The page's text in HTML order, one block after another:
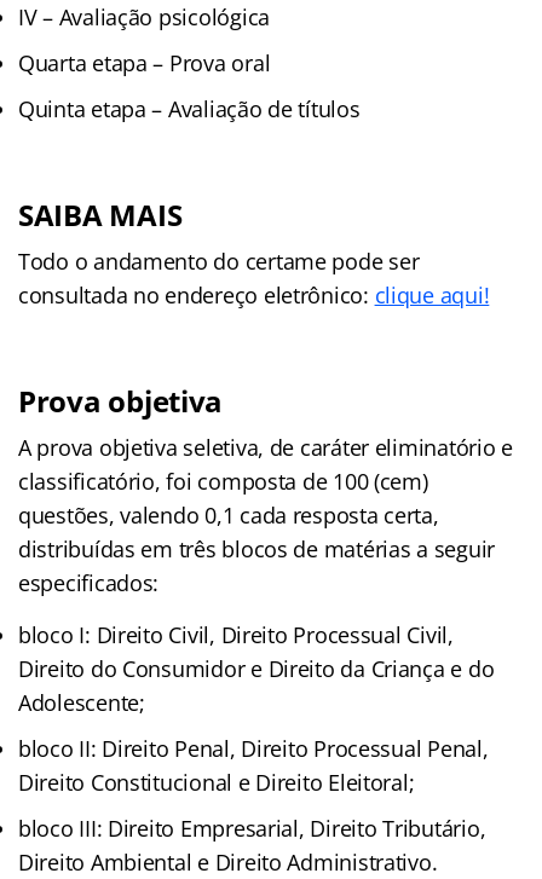
IV – Avaliação psicológica
Quarta etapa – Prova oral
Quinta etapa – Avaliação de títulos
SAIBA MAIS
Todo o andamento do certame pode ser
consultada no endereço eletrônico: clique aqui!
Prova objetiva
A prova objetiva seletiva, de caráter eliminatório e
classificatório, foi composta de 100 (cem)
questões, valendo 0,1 cada resposta certa,
distribuídas em três blocos de matérias a seguir
especificados:
bloco I: Direito Civil, Direito Processual Civil,
Direito do Consumidor e Direito da Criança e do
Adolescente;
bloco II: Direito Penal, Direito Processual Penal,
Direito Constitucional e Direito Eleitoral;
bloco III: Direito Empresarial, Direito Tributário,
Direito Ambiental e Direito Administrativo.